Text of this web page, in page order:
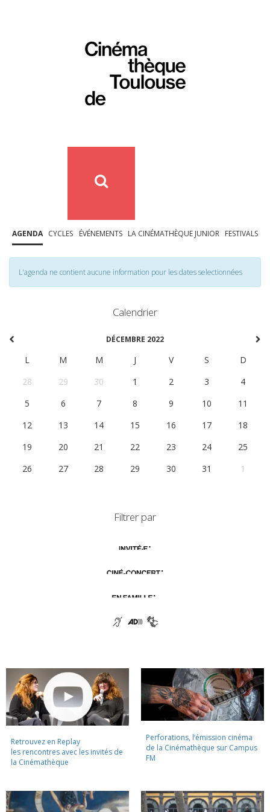
AGENDA CYCLES ÉVÉNEMENTS LA CINÉMATHÈQUE JUNIOR FESTIVALS
L'agenda ne contient aucune information pour les dates selectionnées
Calendrier
DÉCEMBRE 2022
L M M J V S
D
28
29 30 1 2 3
4
5
6 7 8 9 10
11
12
13 14 15 16 17
18
19
20 21 22 23 24
25
26
27 28 29 30 31 1
Filtrer par
Retrouvez en Replay
les rencontres avec les invités de
la Cinémathèque
Perforations, l’émission cinéma
de la Cinémathèque sur Campus
FM